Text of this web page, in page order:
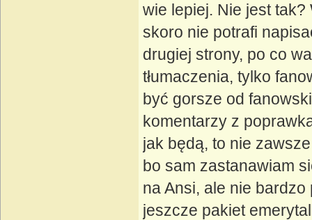
wie lepiej. Nie jest tak?
skoro nie potrafi
drugiej strony, po co
tłumaczenia, tylko
być gorsze od
komentarzy z
jak będą, to nie
bo sam zastanawiam
na Ansi, ale nie
jeszcze pakiet